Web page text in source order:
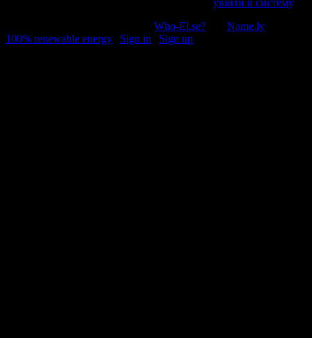
Who-El.se? Name.ly
100% renewable energy
Sign in Sign up